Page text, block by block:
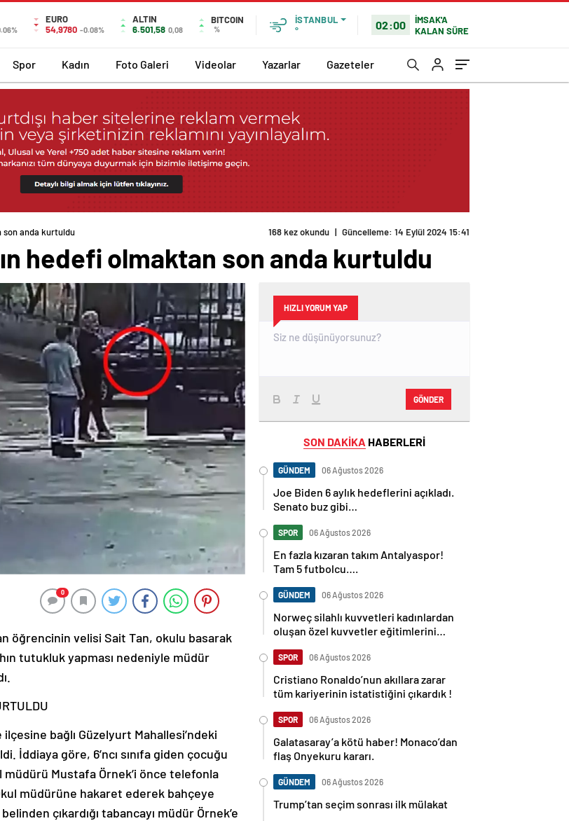
EURO
54,9780 -0.08%
ALTIN
6.501,58 0,08
BITCOIN
%
İSTANBUL
°
02:00
İMSAK'A
KALAN SÜRE
Spor Kadın Foto Galeri Videolar Yazarlar Gazeteler
son anda kurtuldu 168 kez okundu | Güncelleme: 14 Eylül 2024 15:41
hedefi olmaktan son anda kurtuldu
0
öğrencinin velisi Sait Tan, okulu basarak
tutukluk yapması nedeniyle müdür
ilçesine bağlı Güzelyurt Mahallesi’ndeki
İddiaya göre, 6’ncı sınıfa giden çocuğu
müdürü Mustafa Örnek’i önce telefonla
müdürüne hakaret ederek bahçeye
çıkardığı tabancayı müdür Örnek’e
HIZLI YORUM YAP
GÖNDER
SON DAKİKA HABERLERİ
GÜNDEM 06 Ağustos 2026
Joe Biden 6 aylık hedeflerini açıkladı.
Senato buz gibi…
SPOR 06 Ağustos 2026
En fazla kızaran takım Antalyaspor!
Tam 5 futbolcu….
GÜNDEM 06 Ağustos 2026
Norweç silahlı kuvvetleri kadınlardan
oluşan özel kuvvetler eğitimlerini
SPOR 06 Ağustos 2026
Cristiano Ronaldo’nun akıllara zarar
tüm kariyerinin istatistiğini çıkardık !
SPOR 06 Ağustos 2026
Galatasaray’a kötü haber! Monaco’dan
flaş Onyekuru kararı.
GÜNDEM 06 Ağustos 2026
Trump’tan seçim sonrası ilk mülakat